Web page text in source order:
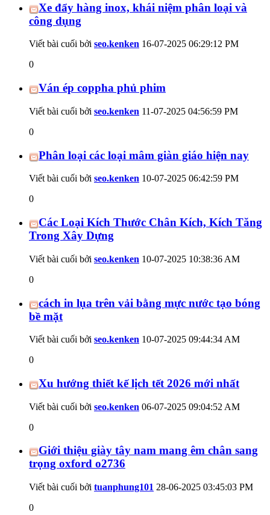
Xe đẩy hàng inox, khái niệm phân loại và
công dụng
Viết bài cuối bởi seo.kenken 16-07-2025 06:29:12 PM
0
Ván ép coppha phủ phim
Viết bài cuối bởi seo.kenken 11-07-2025 04:56:59 PM
0
Phân loại các loại mâm giàn giáo hiện nay
Viết bài cuối bởi seo.kenken 10-07-2025 06:42:59 PM
0
Các Loại Kích Thước Chân Kích, Kích Tăng
Trong Xây Dựng
Viết bài cuối bởi seo.kenken 10-07-2025 10:38:36 AM
0
cách in lụa trên vải bằng mực nước tạo bóng
bề mặt
Viết bài cuối bởi seo.kenken 10-07-2025 09:44:34 AM
0
Xu hướng thiết kế lịch tết 2026 mới nhất
Viết bài cuối bởi seo.kenken 06-07-2025 09:04:52 AM
0
Giới thiệu giày tây nam mang êm chân sang
trọng oxford o2736
Viết bài cuối bởi tuanphung101 28-06-2025 03:45:03 PM
0